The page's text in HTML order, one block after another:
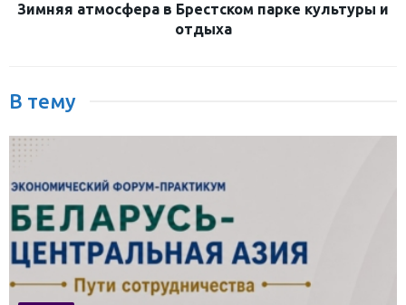
Зимняя атмосфера в Брестском парке культуры и
отдыха
В тему